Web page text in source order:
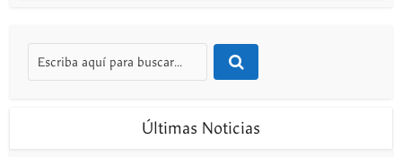
Últimas Noticias